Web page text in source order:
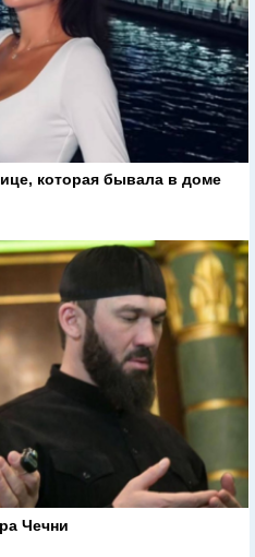
которая бывала в доме
Чечни